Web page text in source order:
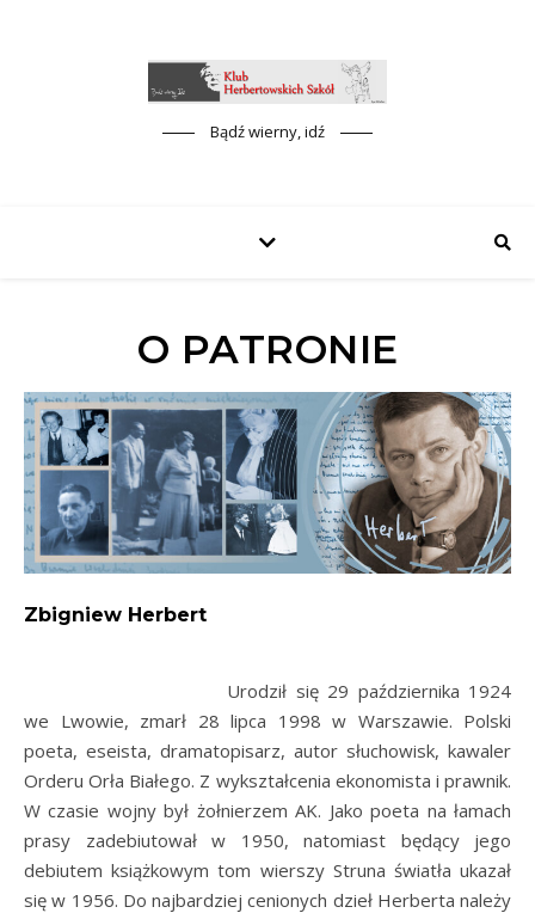
Bądź wierny, idź
O PATRONIE
Zbigniew Herbert
Urodził się 29 października 1924
we Lwowie, zmarł 28 lipca 1998 w Warszawie. Polski
poeta, eseista, dramatopisarz, autor słuchowisk, kawaler
Orderu Orła Białego. Z wykształcenia ekonomista i prawnik.
W czasie wojny był żołnierzem AK. Jako poeta na łamach
prasy zadebiutował w 1950, natomiast będący jego
debiutem książkowym tom wierszy Struna światła ukazał
się w 1956. Do najbardziej cenionych dzieł Herberta należy